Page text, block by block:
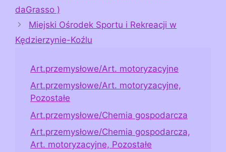
daGrasso )
Miejski Ośrodek Sportu i Rekreacji w
Kędzierzynie-Koźlu
Art.przemysłowe/Art. motoryzacyjne
Art.przemysłowe/Art. motoryzacyjne,
Pozostałe
Art.przemysłowe/Chemia gospodarcza
Art.przemysłowe/Chemia gospodarcza,
Art. motoryzacyjne, Pozostałe